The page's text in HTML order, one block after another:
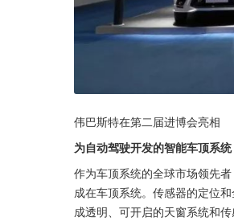
伟巴斯特在第二届进博会亮相
为自动驾驶开发的智能车顶系统
作为车顶系统的全球市场领先
成在车顶系统。传感器的定位
成透明、可开启的天窗系统和